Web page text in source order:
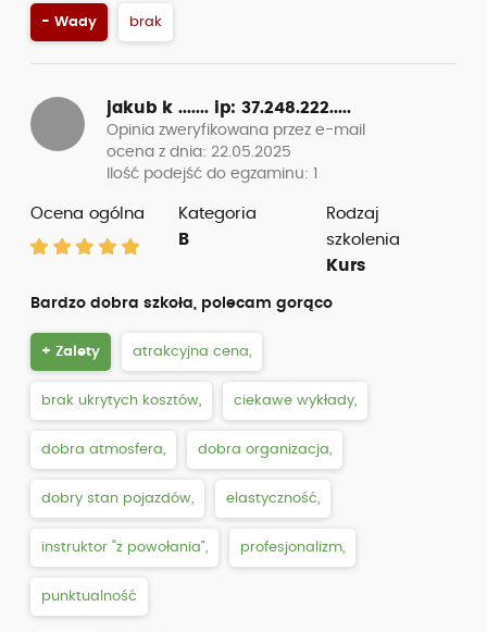
- Wady brak
jakub k ....... ip: 37.248.222.....
Opinia zweryfikowana przez e-mail
ocena z dnia: 22.05.2025
Ilość podejść do egzaminu: 1
Ocena ogólna
Kategoria
B
Rodzaj
szkolenia
Kurs
Bardzo dobra szkoła, polecam gorąco
+ Zalety atrakcyjna cena,
brak ukrytych kosztów, ciekawe wykłady,
dobra atmosfera, dobra organizacja,
dobry stan pojazdów, elastyczność,
instruktor “z powołania”, profesjonalizm,
punktualność